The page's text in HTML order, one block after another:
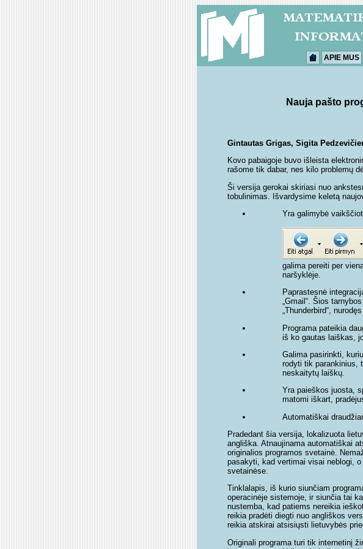
APIE MUS
Nauja pašto
Gintautas Grigas, Sigita
Kovo pabaigoje buvo išleista
rašome tik dabar, nes kilo problemų
Ši versija gerokai skiriasi nuo
tobulinimas. Išvardysime keletą
Yra galimybė
galima pereiti per
naršyklėje.
Paprastesnė
„Gmail“. Šios
„Thunderbird“,
Programa pateikia
iš ko gautas laiškas,
Galima pasirinkti,
rodyti tik parankinius,
neskaitytų laiškų.
Yra paieškos juosta,
matomi iškart,
Automatiškai
Pradedant šia versija, lokalizuota
angliška. Atnaujinama automatiškai
originalios programos svetainė.
pasakyti, kad vertimai visai neblogi,
svetainėse.
Tinklalapis, iš kurio siunčiam
operacinėje sistemoje, ir siunčia tai
nustemba, kad patiems nereikia
reikia pradėti diegti nuo angliškos
reikia atskirai atsisiųsti lietuvybės
Originali programa turi tik internetinį